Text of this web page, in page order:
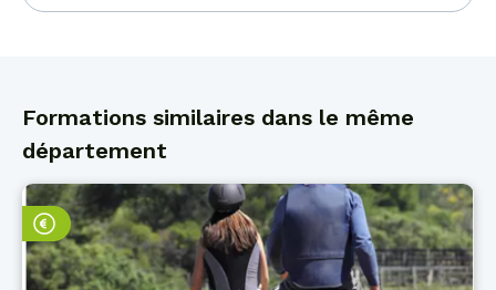
Formations similaires dans le même
département